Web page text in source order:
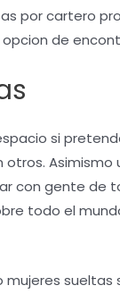
por cartero
de
si
con gente de
todo el